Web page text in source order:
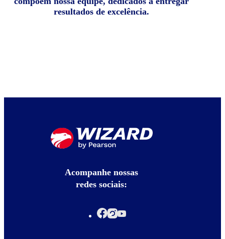
resultados de excelência.
Acompanhe nossas
redes sociais: